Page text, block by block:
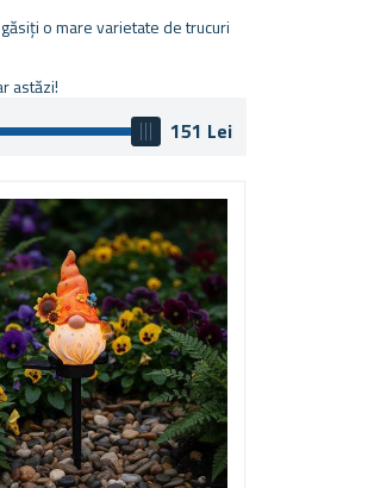
o mare varietate de trucuri
astăzi!
151 Lei